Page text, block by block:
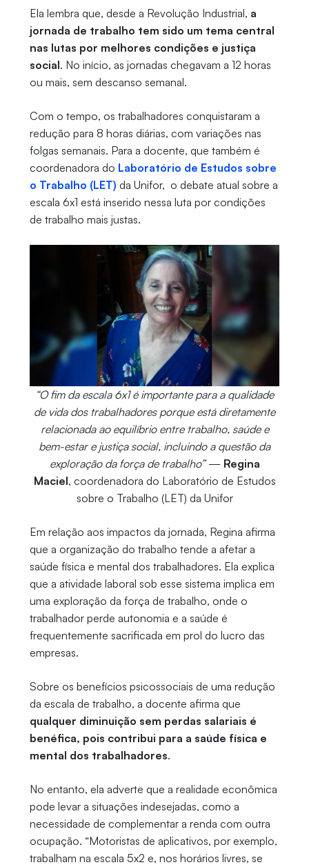
Ela lembra que, desde a Revolução Industrial, a
jornada de trabalho tem sido um tema central
nas lutas por melhores condições e justiça
social. No início, as jornadas chegavam a 12 horas
ou mais, sem descanso semanal.
Com o tempo, os trabalhadores conquistaram a
redução para 8 horas diárias, com variações nas
folgas semanais. Para a docente, que também é
coordenadora do Laboratório de Estudos sobre
o Trabalho (LET) da Unifor, o debate atual sobre a
escala 6x1 está inserido nessa luta por condições
de trabalho mais justas.
“O fim da escala 6x1 é importante para a qualidade
de vida dos trabalhadores porque está diretamente
relacionada ao equilíbrio entre trabalho, saúde e
bem-estar e justiça social, incluindo a questão da
exploração da força de trabalho”— Regina
Maciel, coordenadora do Laboratório de Estudos
sobre o Trabalho (LET) da Unifor
Em relação aos impactos da jornada, Regina afirma
que a organização do trabalho tende a afetar a
saúde física e mental dos trabalhadores. Ela explica
que a atividade laboral sob esse sistema implica em
uma exploração da força de trabalho, onde o
trabalhador perde autonomia e a saúde é
frequentemente sacrificada em prol do lucro das
empresas.
Sobre os benefícios psicossociais de uma redução
da escala de trabalho, a docente afirma que
qualquer diminuição sem perdas salariais é
benéfica, pois contribui para a saúde física e
mental dos trabalhadores.
No entanto, ela adverte que a realidade econômica
pode levar a situações indesejadas, como a
necessidade de complementar a renda com outra
ocupação. “Motoristas de aplicativos, por exemplo,
trabalham na escala 5x2 e, nos horários livres, se